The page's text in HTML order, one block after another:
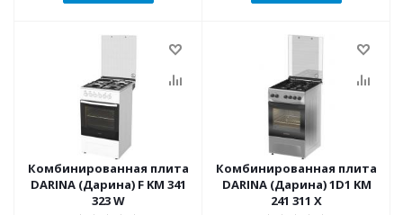
Комбинированная плита
DARINA (Дарина) F KM 341
323 W
Комбинированная плита
DARINA (Дарина) 1D1 KM
241 311 X